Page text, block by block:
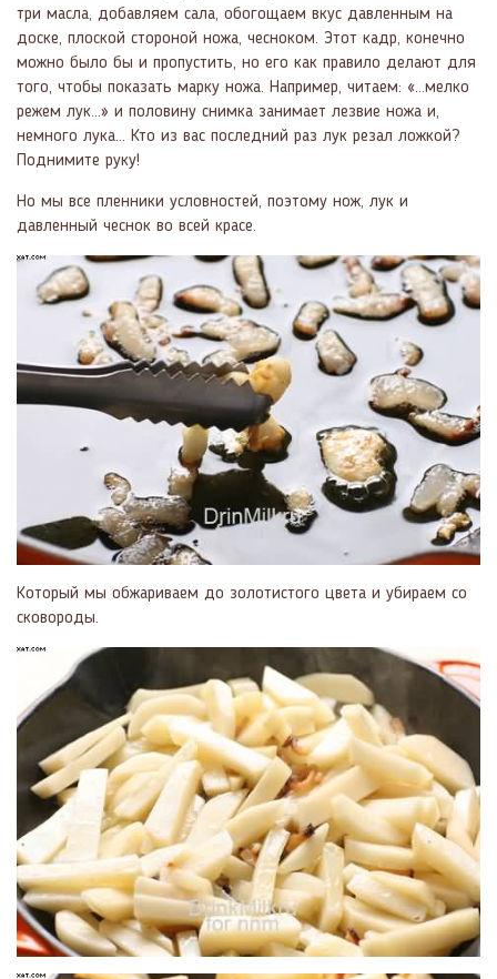
три масла, добавляем сала, обогощаем вкус давленным на
доске, плоской стороной ножа, чесноком. Этот кадр, конечно
можно было бы и пропустить, но его как правило делают для
того, чтобы показать марку ножа. Например, читаем: «...мелко
режем лук...» и половину снимка занимает лезвие ножа и,
немного лука... Кто из вас последний раз лук резал ложкой?
Поднимите руку!
Но мы все пленники условностей, поэтому нож, лук и
давленный чеснок во всей красе.
Который мы обжариваем до золотистого цвета и убираем со
сковороды.